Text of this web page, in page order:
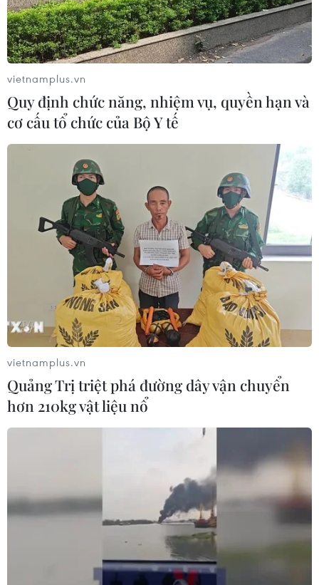
vietnamplus.vn
Quy định chức năng, nhiệm vụ, quyền hạn và
cơ cấu tổ chức của Bộ Y tế
vietnamplus.vn
Quảng Trị triệt phá đường dây vận chuyển
hơn 210kg vật liệu nổ